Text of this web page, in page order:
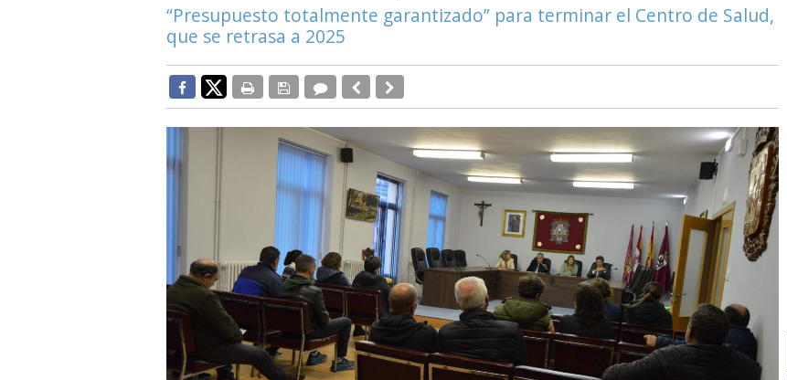
“Presupuesto totalmente garantizado” para terminar el Centro de Salud,
que se retrasa a 2025